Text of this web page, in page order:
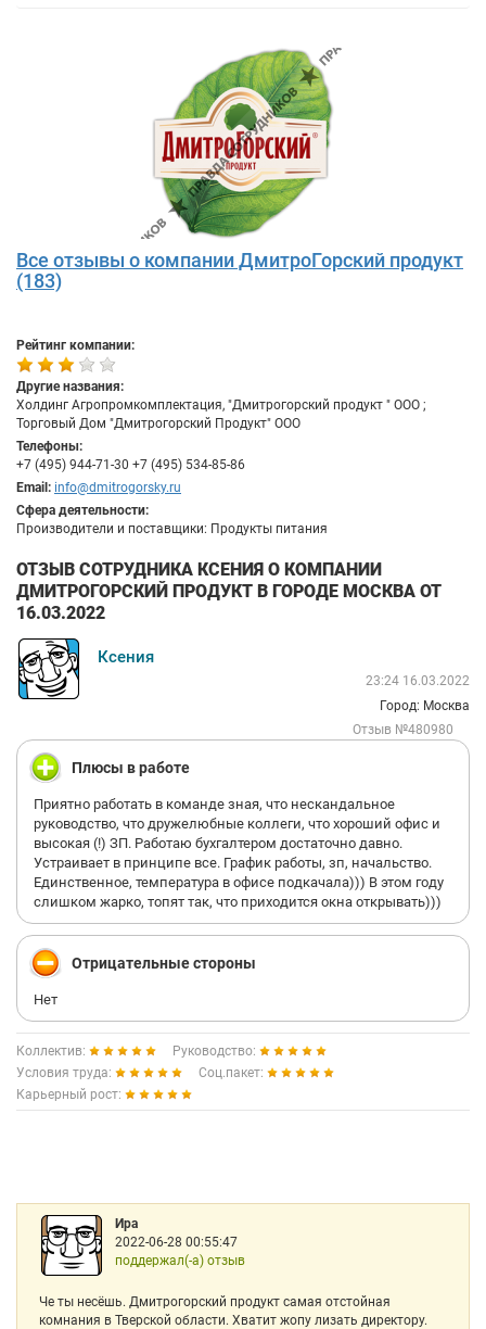
Все отзывы о компании ДмитроГорский продукт
(183)
Рейтинг компании:
Другие названия:
Холдинг Агропромкомплектация, "Дмитрогорский продукт " ООО ;
Торговый Дом "Дмитрогорский Продукт" ООО
Телефоны:
+7 (495) 944-71-30 +7 (495) 534-85-86
Email: info@dmitrogorsky.ru
Сфера деятельности:
Производители и поставщики: Продукты питания
ОТЗЫВ СОТРУДНИКА КСЕНИЯ О КОМПАНИИ
ДМИТРОГОРСКИЙ ПРОДУКТ В ГОРОДЕ МОСКВА ОТ
16.03.2022
Ксения
23:24 16.03.2022
Город: Москва
Отзыв №480980
Плюсы в работе
Приятно работать в команде зная, что нескандальное
руководство, что дружелюбные коллеги, что хороший офис и
высокая (!) ЗП. Работаю бухгалтером достаточно давно.
Устраивает в принципе все. График работы, зп, начальство.
Единственное, температура в офисе подкачала))) В этом году
слишком жарко, топят так, что приходится окна открывать)))
Отрицательные стороны
Нет
Коллектив:
Руководство:
Условия труда:
Соц.пакет:
Карьерный рост:
Ира
2022-06-28 00:55:47
поддержал(-а) отзыв
Че ты несёшь. Дмитрогорский продукт самая отстойная
комнания в Тверской области. Хватит жопу лизать директору.